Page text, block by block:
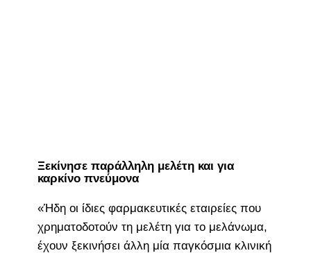
Ξεκίνησε παράλληλη μελέτη και για
καρκίνο πνεύμονα
«Ήδη οι ίδιες φαρμακευτικές εταιρείες που
χρηματοδοτούν τη μελέτη για το μελάνωμα,
έχουν ξεκινήσει άλλη μία παγκόσμια κλινική